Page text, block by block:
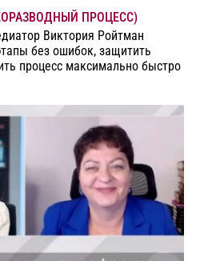
ПРОЦЕСС)
Виктория Ройтман
без ошибок, защитить
процесс максимально быстро